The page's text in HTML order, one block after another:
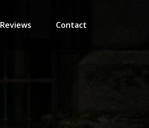
Reviews Contact